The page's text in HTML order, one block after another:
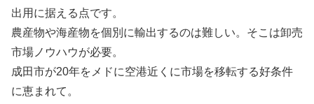
出用に据える点です。
農産物や海産物を個別に輸出するのは難しい。そこは卸売
市場ノウハウが必要。
成田市が20年をメドに空港近くに市場を移転する好条件
に恵まれて。